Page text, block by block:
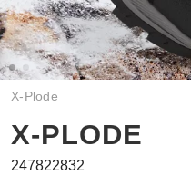
X-Plode
X-PLODE
247822832